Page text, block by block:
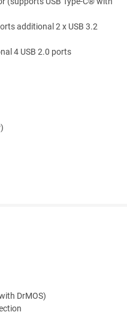
additional 2 x USB 3.2
4 USB 2.0 ports
DrMOS)